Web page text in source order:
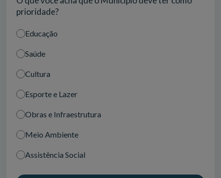
prioridade?
Educação
Saúde
Cultura
Esporte e Lazer
Obras e Infraestrutura
Meio Ambiente
Assistência Social